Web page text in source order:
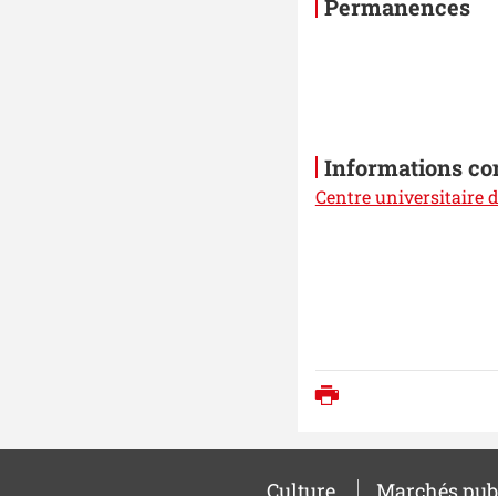
Permanences
Informations
Centre universitaire